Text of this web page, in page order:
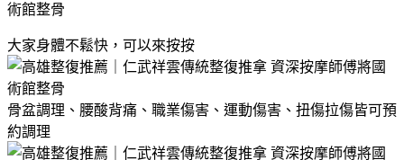
大家身體不鬆快，可以來按按
骨盆調理、腰酸背痛、職業傷害、運動傷害、扭傷拉傷皆可預
約調理